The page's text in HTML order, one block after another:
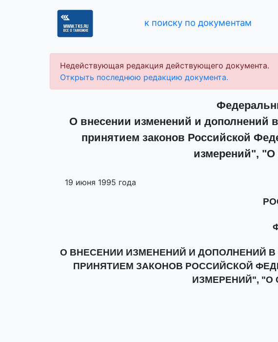
к поиску по документам
Недействующая редакция действующего документа.
Открыть последнюю редакцию документа.
О внесении изменений и дополнений
принятием законов Российской
измерений", "О
19 июня 1995 года
О ВНЕСЕНИИ ИЗМЕНЕНИЙ И ДОПОЛНЕНИЙ
ПРИНЯТИЕМ ЗАКОНОВ РОССИЙСКОЙ
ИЗМЕРЕНИЙ", "О